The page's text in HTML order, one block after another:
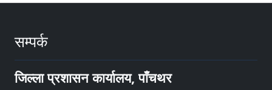
सम्पर्क
जिल्ला प्रशासन कार्यालय, पाँचथर